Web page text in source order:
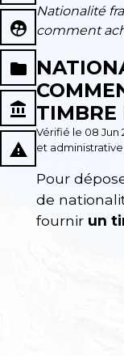
supervised_user_circle
folder
account_balance
report_problem
Nationalité
comment
TIMBRE
Vérifié le 08
et
Pour
de
fournir un